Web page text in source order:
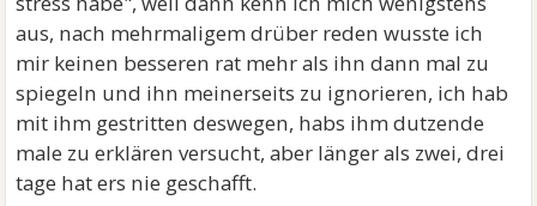
aus, nach mehrmaligem drüber reden wusste ich
mir keinen besseren rat mehr als ihn dann mal zu
spiegeln und ihn meinerseits zu ignorieren, ich hab
mit ihm gestritten deswegen, habs ihm dutzende
male zu erklären versucht, aber länger als zwei, drei
tage hat ers nie geschafft.